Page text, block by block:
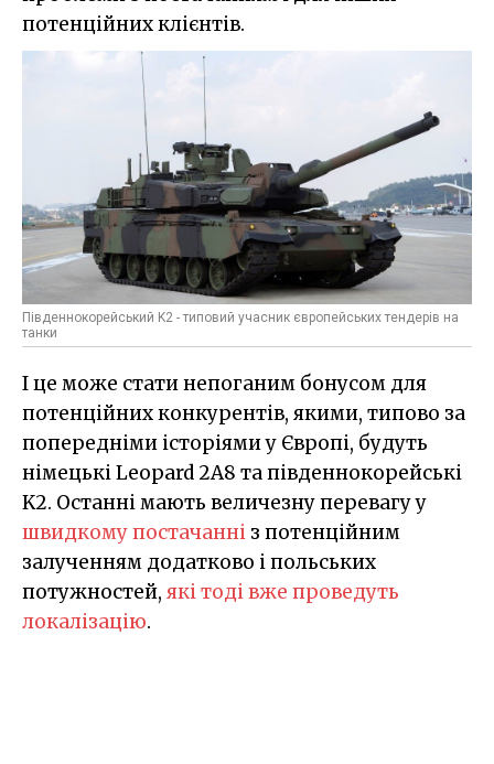
потенційних клієнтів.
Південнокорейський K2 - типовий учасник європейських тендерів на
танки
І це може стати непоганим бонусом для
потенційних конкурентів, якими, типово за
попередніми історіями у Європі, будуть
німецькі Leopard 2A8 та південнокорейські
K2. Останні мають величезну перевагу у
швидкому постачанні з потенційним
залученням додатково і польських
потужностей, які тоді вже проведуть
локалізацію.